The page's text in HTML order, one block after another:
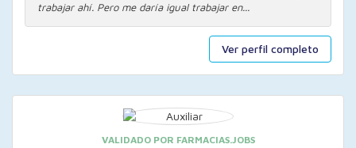
Ver perfil completo
trabajar ahí. Pero me daría igual trabajar en...
VALIDADO POR FARMACIAS.JOBS